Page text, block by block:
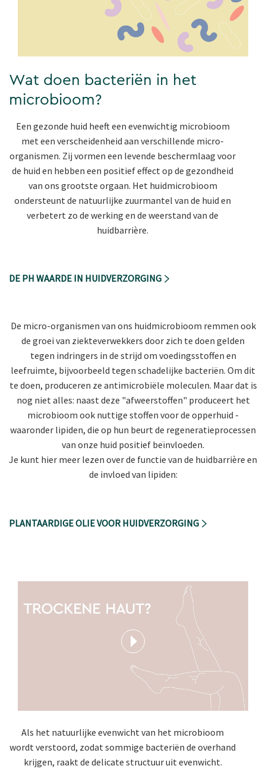
Wat doen bacteriën in het
microbioom?
Een gezonde huid heeft een evenwichtig microbioom
met een verscheidenheid aan verschillende micro-
organismen. Zij vormen een levende beschermlaag voor
de huid en hebben een positief effect op de gezondheid
van ons grootste orgaan. Het huidmicrobioom
ondersteunt de natuurlijke zuurmantel van de huid en
verbetert zo de werking en de weerstand van de
huidbarrière.
DE PH WAARDE IN HUIDVERZORGING
De micro-organismen van ons huidmicrobioom remmen ook
de groei van ziekteverwekkers door zich te doen gelden
tegen indringers in de strijd om voedingsstoffen en
leefruimte, bijvoorbeeld tegen schadelijke bacteriën. Om dit
te doen, produceren ze antimicrobiële moleculen. Maar dat is
nog niet alles: naast deze "afweerstoffen" produceert het
microbioom ook nuttige stoffen voor de opperhuid -
waaronder lipiden, die op hun beurt de regeneratieprocessen
van onze huid positief beïnvloeden.
Je kunt hier meer lezen over de functie van de huidbarrière en
de invloed van lipiden:
PLANTAARDIGE OLIE VOOR HUIDVERZORGING
Als het natuurlijke evenwicht van het microbioom
wordt verstoord, zodat sommige bacteriën de overhand
krijgen, raakt de delicate structuur uit evenwicht.